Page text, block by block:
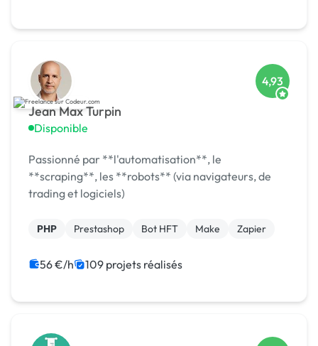
Jean Max Turpin
Disponible
4,93
Passionné par **l'automatisation**, le
**scraping**, les **robots** (via navigateurs, de
trading et logiciels)
PHP Prestashop Bot HFT Make Zapier
56 €/h 109 projets réalisés